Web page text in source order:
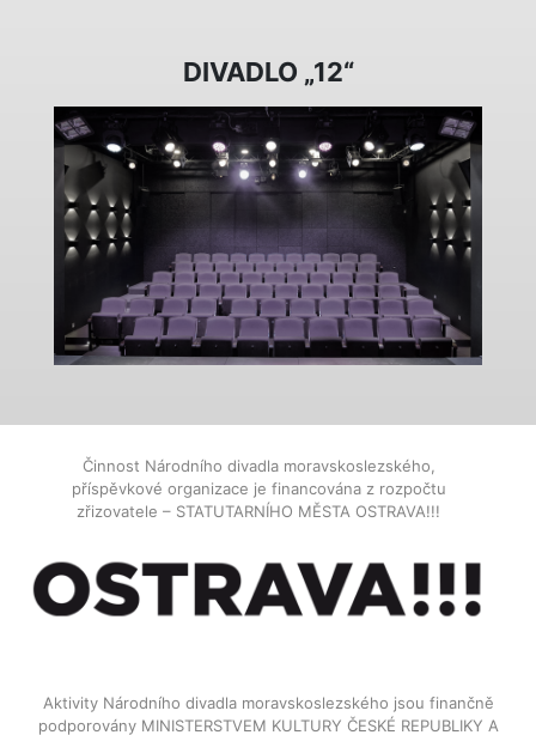
DIVADLO „12“
Činnost Národního divadla moravskoslezského,
příspěvkové organizace je financována z rozpočtu
zřizovatele – STATUTARNÍHO MĚSTA OSTRAVA!!!
Aktivity Národního divadla moravskoslezského jsou finančně
podporovány MINISTERSTVEM KULTURY ČESKÉ REPUBLIKY A